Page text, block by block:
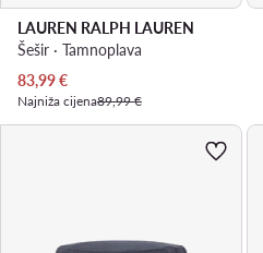
LAUREN RALPH LAUREN
Šešir · Tamnoplava
Trenutna cijena
83,99€
Najniža cijena89,99 €